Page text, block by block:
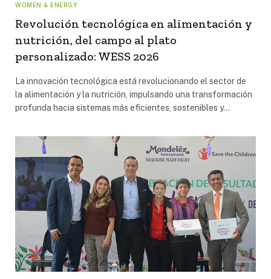
WOMEN & ENERGY
Revolución tecnológica en alimentación y
nutrición, del campo al plato
personalizado: WESS 2026
La innovación tecnológica está revolucionando el sector de
la alimentación y la nutrición, impulsando una transformación
profunda hacia sistemas más eficientes, sostenibles y…